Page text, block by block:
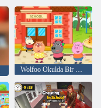
Wolfoo Okulda Bir Gün